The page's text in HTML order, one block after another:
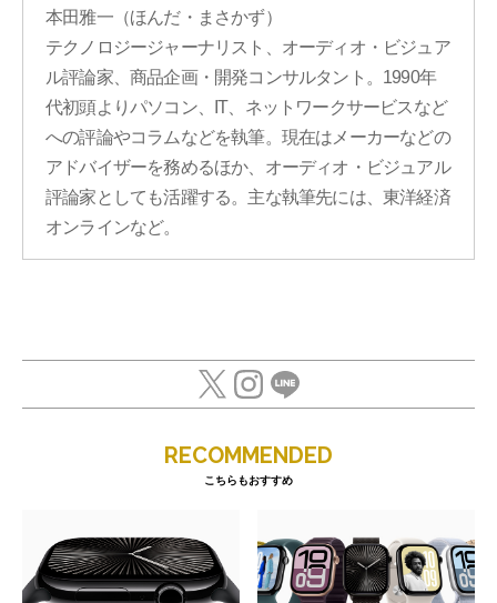
本田雅一（ほんだ・まさかず）
テクノロジージャーナリスト、オーディオ・ビジュア
ル評論家、商品企画・開発コンサルタント。1990年
代初頭よりパソコン、IT、ネットワークサービスなど
への評論やコラムなどを執筆。現在はメーカーなどの
アドバイザーを務めるほか、オーディオ・ビジュアル
評論家としても活躍する。主な執筆先には、東洋経済
オンラインなど。
RECOMMENDED
こちらもおすすめ